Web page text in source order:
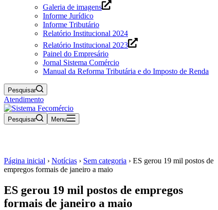
Galeria de imagens
Informe Jurídico
Informe Tributário
Relatório Institucional 2024
Relatório Institucional 2023
Painel do Empresário
Jornal Sistema Comércio
Manual da Reforma Tributária e do Imposto de Renda
Pesquisar
Atendimento
Pesquisar Menu
Página inicial › Notícias › Sem categoria › ES gerou 19 mil postos de
empregos formais de janeiro a maio
ES gerou 19 mil postos de empregos
formais de janeiro a maio